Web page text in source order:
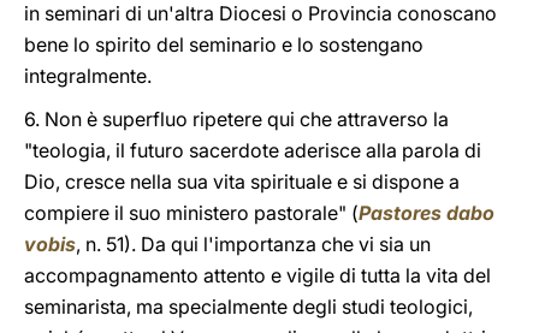
in seminari di un'altra Diocesi o Provincia conoscano
bene lo spirito del seminario e lo sostengano
integralmente.
6. Non è superfluo ripetere qui che attraverso la
"teologia, il futuro sacerdote aderisce alla parola di
Dio, cresce nella sua vita spirituale e si dispone a
compiere il suo ministero pastorale" (Pastores dabo
vobis, n. 51). Da qui l'importanza che vi sia un
accompagnamento attento e vigile di tutta la vita del
seminarista, ma specialmente degli studi teologici,